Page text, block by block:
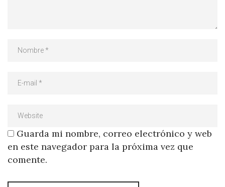
Guarda mi nombre, correo electrónico y web
en este navegador para la próxima vez que
comente.